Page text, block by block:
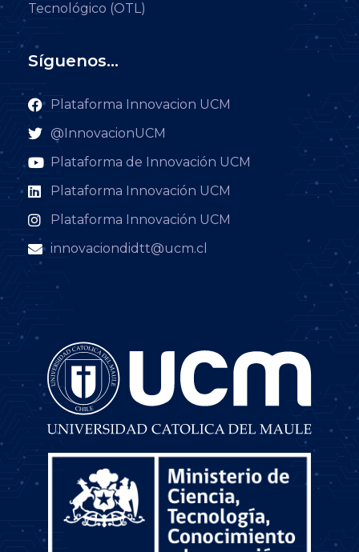
Tecnológico (OTL)
Síguenos...
Plataforma Innovacion UCM
@InnovacionUCM
Plataforma de Innovación UCM
Plataforma Innovación UCM
Plataforma Innovación UCM
innovaciondidtt@ucm.cl